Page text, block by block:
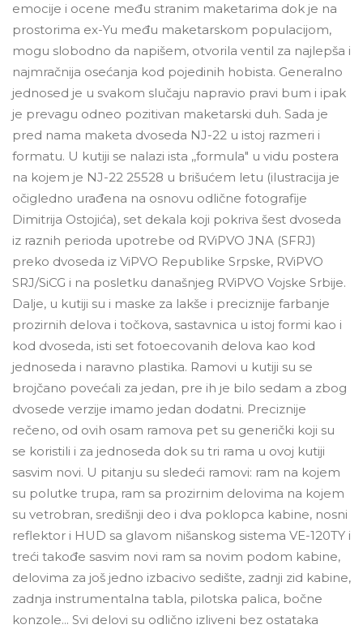
emocije i ocene među stranim maketarima dok je na
prostorima ex-Yu među maketarskom populacijom,
mogu slobodno da napišem, otvorila ventil za najlepša i
najmračnija osećanja kod pojedinih hobista. Generalno
jednosed je u svakom slučaju napravio pravi bum i ipak
je prevagu odneo pozitivan maketarski duh. Sada je
pred nama maketa dvoseda NJ-22 u istoj razmeri i
formatu. U kutiji se nalazi ista ,,formula" u vidu postera
na kojem je NJ-22 25528 u brišućem letu (ilustracija je
očigledno urađena na osnovu odlične fotografije
Dimitrija Ostojića), set dekala koji pokriva šest dvoseda
iz raznih perioda upotrebe od RViPVO JNA (SFRJ)
preko dvoseda iz ViPVO Republike Srpske, RViPVO
SRJ/SiCG i na posletku današnjeg RViPVO Vojske Srbije.
Dalje, u kutiji su i maske za lakše i preciznije farbanje
prozirnih delova i točkova, sastavnica u istoj formi kao i
kod dvoseda, isti set fotoecovanih delova kao kod
jednoseda i naravno plastika. Ramovi u kutiji su se
brojčano povećali za jedan, pre ih je bilo sedam a zbog
dvosede verzije imamo jedan dodatni. Preciznije
rečeno, od ovih osam ramova pet su generički koji su
se koristili i za jednoseda dok su tri rama u ovoj kutiji
sasvim novi. U pitanju su sledeći ramovi: ram na kojem
su polutke trupa, ram sa prozirnim delovima na kojem
su vetrobran, središnji deo i dva poklopca kabine, nosni
reflektor i HUD sa glavom nišanskog sistema VE-120TY i
treći takođe sasvim novi ram sa novim podom kabine,
delovima za još jedno izbacivo sedište, zadnji zid kabine,
zadnja instrumentalna tabla, pilotska palica, bočne
konzole... Svi delovi su odlično izliveni bez ostataka